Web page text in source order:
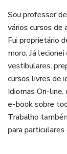
Sou professor
vários cursos
Fui proprietário
moro. Já
vestibulares,
cursos livres de
Idiomas On-
e-book sobre
Trabalho
para